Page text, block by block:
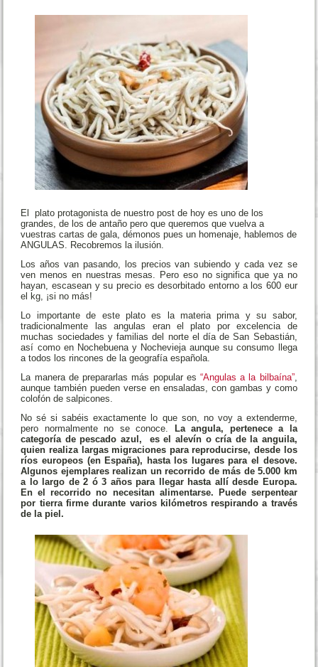
El plato protagonista de nuestro post de hoy es uno de los
grandes, de los de antaño pero que queremos que vuelva a
vuestras cartas de gala, démonos pues un homenaje, hablemos de
ANGULAS. Recobremos la ilusión.
Los años van pasando, los precios van subiendo y cada vez se
ven menos en nuestras mesas. Pero eso no significa que ya no
hayan, escasean y su precio es desorbitado entorno a los 600 eur
el kg, ¡si no más!
Lo importante de este plato es la materia prima y su sabor,
tradicionalmente las angulas eran el plato por excelencia de
muchas sociedades y familias del norte el día de San Sebastián,
así como en Nochebuena y Nochevieja aunque su consumo llega
a todos los rincones de la geografía española.
La manera de prepararlas más popular es “Angulas a la bilbaína”,
aunque también pueden verse en ensaladas, con gambas y como
colofón de salpicones.
No sé si sabéis exactamente lo que son, no voy a extenderme,
pero normalmente no se conoce.
La angula, pertenece a la
categoría de pescado azul, es el alevín o cría de la anguila,
quien realiza largas migraciones para reproducirse, desde los
ríos europeos (en España), hasta los lugares para el desove.
Algunos ejemplaresrealizan un recorrido de más de 5.000 km
a lo largo de 2 ó 3 años para llegar hasta allí desde Europa.
En el recorrido no necesitan alimentarse. Puede serpentear
por tierra firme durante varios kilómetros respirando a través
de la piel.